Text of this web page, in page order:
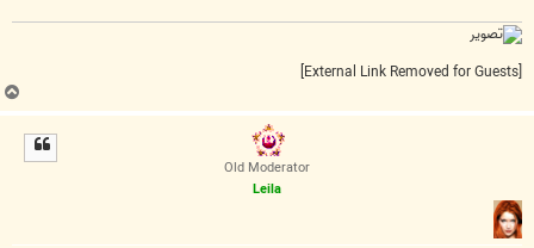
ب
ا
Old Moderator
Leila